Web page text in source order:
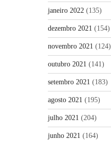
janeiro 2022 (135)
dezembro 2021 (154)
novembro 2021 (124)
outubro 2021 (141)
setembro 2021 (183)
agosto 2021 (195)
julho 2021 (204)
junho 2021 (164)